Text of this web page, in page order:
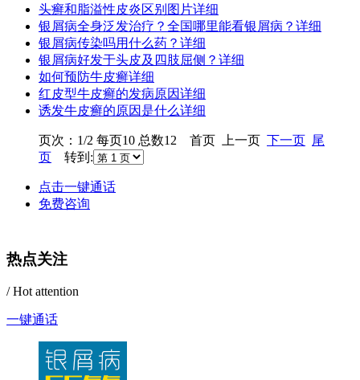
头癣和脂溢性皮炎区别图片详细
银屑病全身泛发治疗？全国哪里能看银屑病？ 详细
银屑病传染吗用什么药？ 详细
银屑病好发于头皮及四肢屈侧？ 详细
如何预防牛皮癣详细
红皮型牛皮癣的发病原因详细
诱发牛皮癣的原因是什么详细
页次：1/2 每页10 总数12 首页 上一页 下一页 尾
页 转到:
点击一键通话
免费咨询
热点关注
/ Hot attention
一键通话